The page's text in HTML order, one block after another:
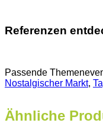
Referenzen
Passende
Nostalgischer Markt,
Ähnliche